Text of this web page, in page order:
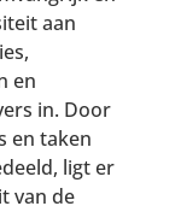
aan
en
in. Door
en taken
ligt er
van de